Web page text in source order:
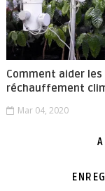
Comment aider
réchauffement
Mar 04, 2020